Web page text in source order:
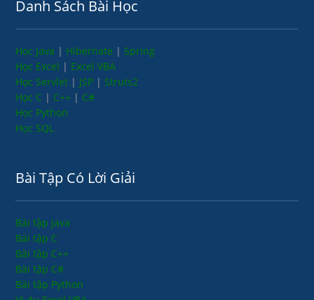
Danh Sách Bài Học
Học Java | Hibernate | Spring
Học Excel | Excel VBA
Học Servlet | JSP | Struts2
Học C | C++ | C#
Học Python
Học SQL
Bài Tập Có Lời Giải
Bài tập Java
Bài tập C
Bài tập C++
Bài tập C#
Bài tập Python